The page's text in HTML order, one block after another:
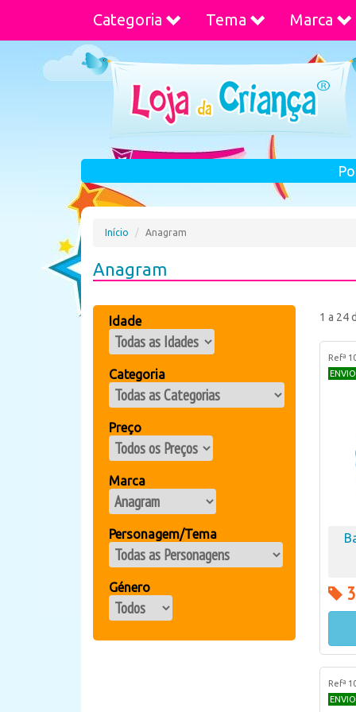
Categoria Tema Marca
Início Anagram
Anagram
Idade
Categoria
Preço
Marca
Personagem/Tema
Género
1 a 24
Refª
Refª